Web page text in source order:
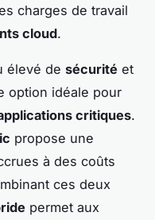
charges de travail
cloud.
élevé de sécurité et
option idéale pour
critiques.
propose une
à des coûts
ces deux
permet aux